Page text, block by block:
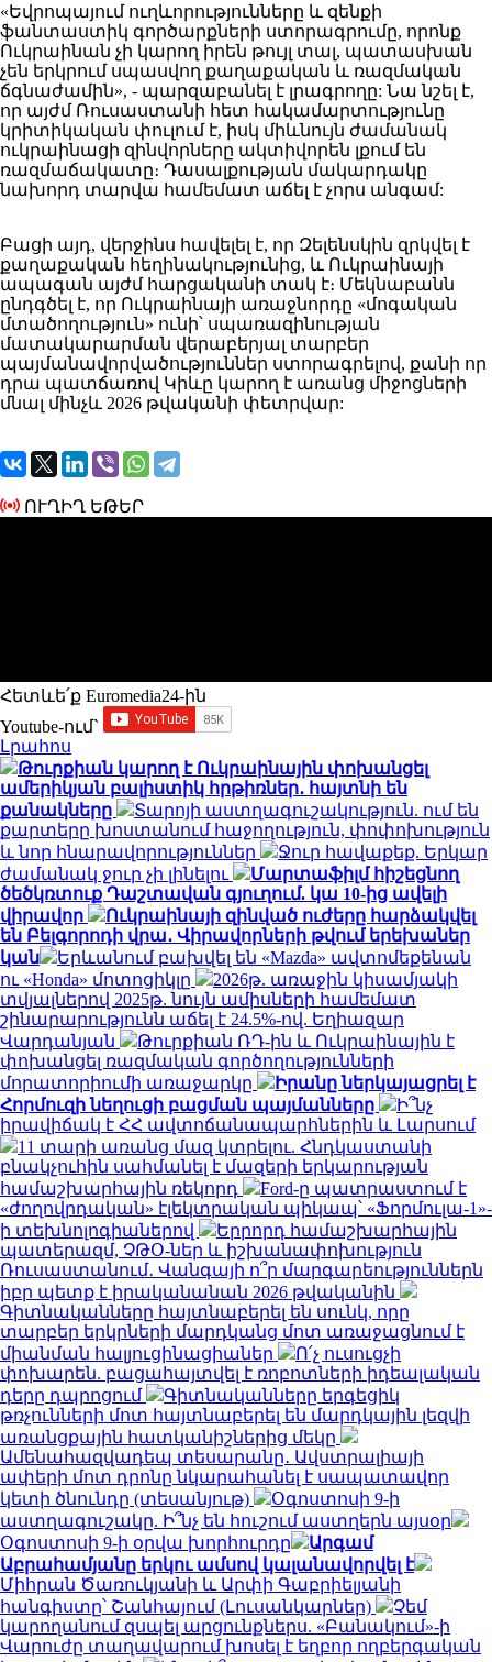
«Եվրոպայում ուղևորությունները և զենքի
ֆանտաստիկ գործարքների ստորագրումը, որոնք
Ուկրաինան չի կարող իրեն թույլ տալ, պատասխան
չեն երկրում սպասվող քաղաքական և ռազմական
ճգնաժամին», - պարզաբանել է լրագրողը: Նա նշել է,
որ այժմ Ռուսաստանի հետ հակամարտությունը
կրիտիկական փուլում է, իսկ միևնույն ժամանակ
ուկրաինացի զինվորները ակտիվորեն լքում են
ռազմաճակատը։ Դասալքության մակարդակը
նախորդ տարվա համեմատ աճել է չորս անգամ:
Բացի այդ, վերջինս հավելել է, որ Զելենսկին զրկվել է
քաղաքական հեղինակությունից, և Ուկրաինայի
ապագան այժմ հարցականի տակ է։ Մեկնաբանն
ընդգծել է, որ Ուկրաինայի առաջնորդը «մոգական
մտածողություն» ունի՝ սպառազինության
մատակարարման վերաբերյալ տարբեր
պայմանավորվածություններ ստորագրելով, քանի որ
դրա պատճառով Կիևը կարող է առանց միջոցների
մնալ մինչև 2026 թվականի փետրվար:
ՈՒՂԻՂ ԵԹԵՐ
Հետևե՛ք Euromedia24-ին
Youtube-ում`
Լրահոս
Թուրքիան կարող է Ուկրաինային փոխանցել
ամերիկյան բալիստիկ հրթիռներ․ հայտնի են
քանակները
Տարոյի աստղագուշակություն. ում են
քարտերը խոստանում հաջողություն, փոփոխություն
և նոր հնարավորություններ
Ջուր հավաքեք. Երկար
ժամանակ ջուր չի լինելու
Մարտաֆիլմ հիշեցնող
ծեծկռտուք Դաշտավան գյուղում. կա 10-ից ավելի
վիրավոր
Ուկրաինայի զինված ուժերը հարձակվել
են Բելգորոդի վրա․ Վիրավորների թվում երեխաներ
կան
Երևանում բախվել են «Mazda» ավտոմեքենան
ու «Honda» մոտոցիկլը
2026թ. առաջին կիսամյակի
տվյալներով 2025թ. նույն ամիսների համեմատ
շինարարությունն աճել է 24.5%-ով. Եղիազար
Վարդանյան
Թուրքիան ՌԴ-ին և Ուկրաինային է
փոխանցել ռազմական գործողությունների
մորատորիումի առաջարկը
Իրանը ներկայացրել է
Հորմուզի նեղուցի բացման պայմանները
Ի՞նչ
իրավիճակ է ՀՀ ավտոճանապարհներին և Լարսում
11 տարի առանց մազ կտրելու. Հնդկաստանի
բնակչուհին սահմանել է մազերի երկարության
համաշխարհային ռեկորդ
Ford-ը պատրաստում է
«ժողովրդական» էլեկտրական պիկապ՝ «Ֆորմուլա-1»-
ի տեխնոլոգիաներով
Երրորդ համաշխարհային
պատերազմ, ՉԹՕ-ներ և իշխանափոխություն
Ռուսաստանում․ Վանգայի ո՞ր մարգարեություններն
իբր պետք է իրականանան 2026 թվականին
Գիտնականները հայտնաբերել են սունկ, որը
տարբեր երկրների մարդկանց մոտ առաջացնում է
միանման հալյուցինացիաներ
Ո՛չ ուսուցչի
փոխարեն. բացահայտվել է ռոբոտների իդեալական
դերը դպրոցում
Գիտնականները երգեցիկ
թռչունների մոտ հայտնաբերել են մարդկային լեզվի
առանցքային հատկանիշներից մեկը
Ամենահազվադեպ տեսարանը․ Ավստրալիայի
ափերի մոտ դրոնը նկարահանել է սապատավոր
կետի ծնունդը (տեսանյութ)
Օգոստոսի 9-ի
աստղագուշակը. Ի՞նչ են հուշում աստղերն այսօր
Օգոստոսի 9-ի օրվա խորհուրդը
Արգամ
Աբրահամյանը երկու ամսով կալանավորվել է
Միհրան Ծառուկյանի և Արփի Գաբրիելյանի
հանգիստը՝ Շանհայում (Լուսանկարներ)
Չեմ
կարողանում զսպել արցունքներս. «Բանակում»-ի
Վարուժը տաղավարում խոսել է եղբոր ողբերգական